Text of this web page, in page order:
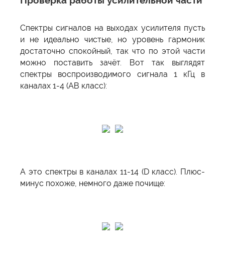
Спектры сигналов на выходах усилителя пусть
и не идеально чистые, но уровень гармоник
достаточно спокойный, так что по этой части
можно поставить зачёт. Вот так выглядят
спектры воспроизводимого сигнала 1 кГц в
каналах 1-4 (АВ класс):
А это спектры в каналах 11-14 (D класс). Плюс-
минус похоже, немного даже почище: